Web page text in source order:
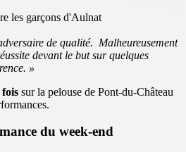
les garçons d'Aulnat
de qualité. Malheureusement
devant le but sur quelques
»
sur la pelouse de Pont-du-Château
du week-end